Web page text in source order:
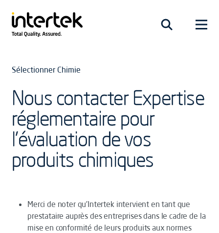
Sélectionner Chimie
Nous contacter Expertise
réglementaire pour
l’évaluation de vos
produits chimiques
Merci de noter qu’Intertek intervient en tant que
prestataire auprès des entreprises dans le cadre de la
mise en conformité de leurs produits aux normes